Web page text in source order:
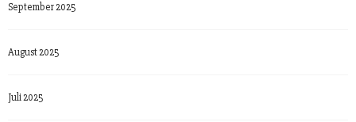
September 2025
August 2025
Juli 2025